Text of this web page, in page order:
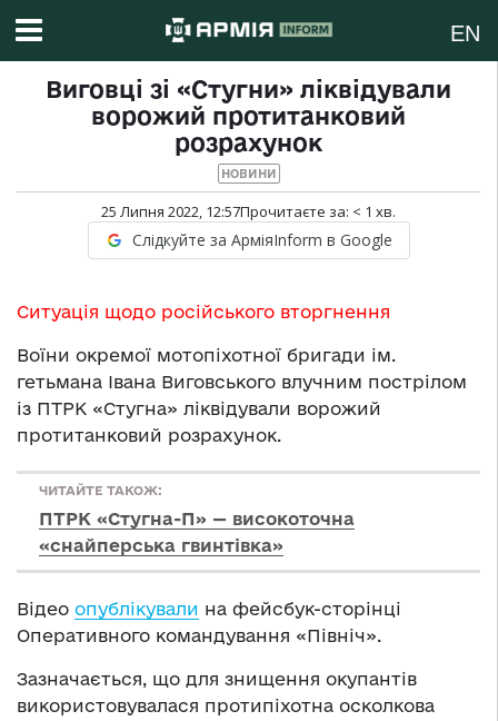
EN
Виговці зі «Стугни» ліквідували
ворожий протитанковий
розрахунок
НОВИНИ
25 Липня 2022, 12:57Прочитаєте за: < 1 хв.
Слідкуйте за АрміяInform в Google
Ситуація щодо російського вторгнення
Воїни окремої мотопіхотної бригади ім.
гетьмана Івана Виговського влучним пострілом
із ПТРК «Стугна» ліквідували ворожий
протитанковий розрахунок.
ЧИТАЙТЕ ТАКОЖ:
ПТРК «Стугна-П» — високоточна
«снайперська гвинтівка»
Відео опублікували на фейсбук-сторінці
Оперативного командування «Північ».
Зазначається, що для знищення окупантів
використовувалася протипіхотна осколкова